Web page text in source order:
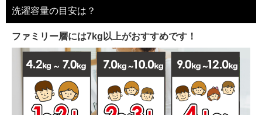
洗濯容量の目安は？
ファミリー層には7kg以上がおすすめです！